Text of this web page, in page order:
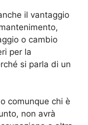
il vantaggio
o cambio
per la
si parla di un
comunque chi è
non avrà